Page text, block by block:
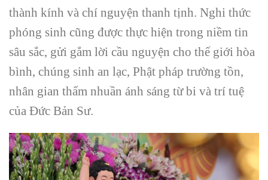
thành kính và chí nguyện thanh tịnh. Nghi thức
phóng sinh cũng được thực hiện trong niềm tin
sâu sắc, gửi gắm lời cầu nguyện cho thế giới hòa
bình, chúng sinh an lạc, Phật pháp trường tồn,
nhân gian thấm nhuần ánh sáng từ bi và trí tuệ
của Đức Bản Sư.